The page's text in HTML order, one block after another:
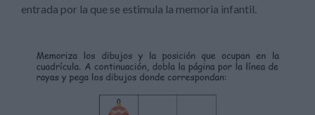
entrada por la que se estimula la memoria infantil.